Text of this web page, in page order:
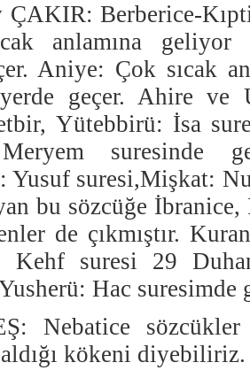
ÇAKIR: Berberice-
anlamına geliyor
Aniye: Çok sıcak
geçer. Ahire
Yütebbirü: İsa
suresinde
Yusuf suresi,Mişkat:
bu sözcüğe İbranice,
de çıkmıştır.
Kehf suresi 29
Hac suresimde
Nebatice sözcükler
aldığı kökeni diyebiliriz.